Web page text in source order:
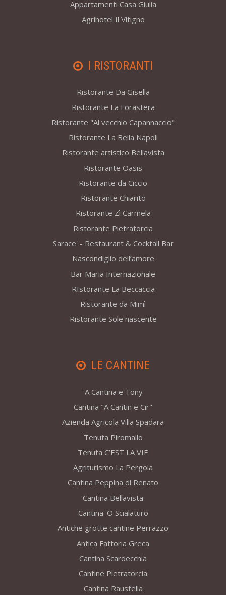
Appartamenti Casa Giulia
Agrihotel Il Vitigno
I RISTORANTI
Ristorante Da Gisella
Ristorante La Forastera
Ristorante "Al vecchio Capannaccio"
Ristorante La Bella Napoli
Ristorante artistico Bellavista
Ristorante Oasis
Ristorante da Ciccio
Ristorante Chiarito
Ristorante Zì Carmela
Ristorante Pietratorcia
Sarace' - Restaurant & Cocktail Bar
Nascondiglio dell’amore
Bar Maria Internazionale
RIstorante La Beccaccia
Ristorante da Mimì
Ristorante Sole nascente
LE CANTINE
'A Cantina e Tony
Cantina "A Cantin e Cir"
Azienda Agricola Villa Spadara
Tenuta Piromallo
Tenuta C’EST LA VIE
Agriturismo La Pergola
Cantina Peppina di Renato
Cantina Bellavista
Cantina 'O Scialaturo
Antiche grotte cantine Perrazzo
Antica Fattoria Greca
Cantina Scardecchia
Cantine Pietratorcia
Cantina Raustella